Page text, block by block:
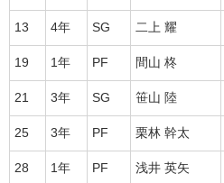
13 4年 SG 二上 耀
19 1年 PF 間山 柊
21 3年 SG 笹山 陸
25 3年 PF 栗林 幹太
28 1年 PF 浅井 英矢